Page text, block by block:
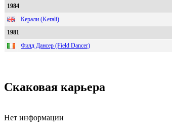
1984
Керали (Kerali)
1981
Филд Дансер (Field Dancer)
Скаковая карьера
Нет информации